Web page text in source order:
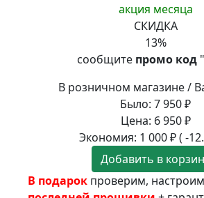
акция месяца
СКИДКА
13%
сообщите промо код
В розничном магазине /
Было: 7 950₽
Цена: 6 950 ₽
Экономия: 1 000₽( -
Добавить в
В подарокпроверим,